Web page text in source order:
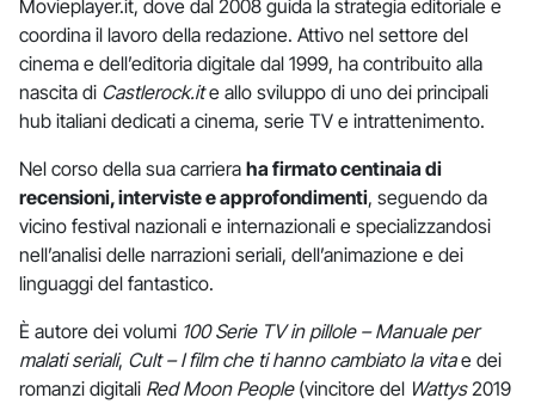
Movieplayer.it, dove dal 2008 guida la strategia editoriale e
coordina il lavoro della redazione. Attivo nel settore del
cinema e dell’editoria digitale dal 1999, ha contribuito alla
nascita di Castlerock.ite allo sviluppo di uno dei principali
hub italiani dedicati a cinema, serie TV e intrattenimento.
Nel corso della sua carriera ha firmato centinaia di
recensioni, interviste e approfondimenti, seguendo da
vicino festival nazionali e internazionali e specializzandosi
nell’analisi delle narrazioni seriali, dell’animazione e dei
linguaggi del fantastico.
È autore dei volumi 100 Serie TV in pillole – Manuale per
malati seriali, Cult – I film che ti hanno cambiato la vitae dei
romanzi digitali Red Moon People(vincitore del Wattys2019